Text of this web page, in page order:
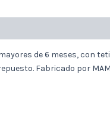
de 6 meses, con
Fabricado por